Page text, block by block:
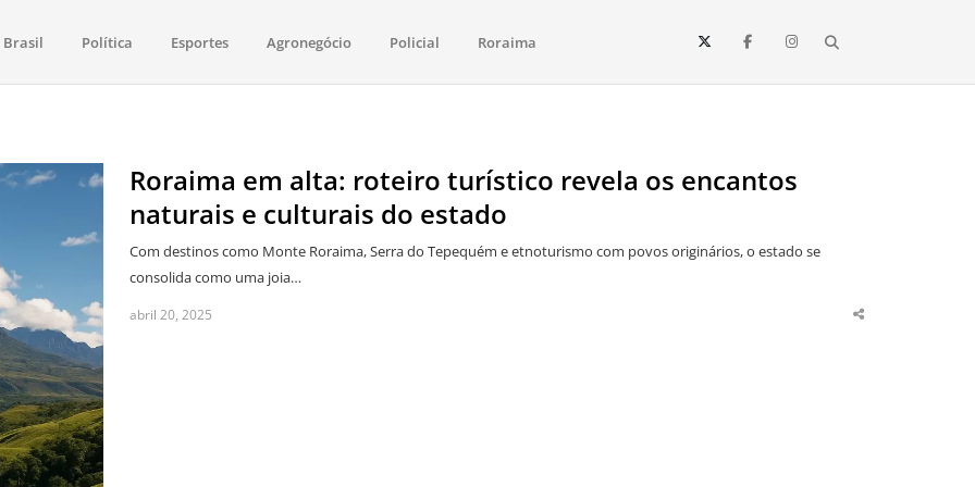
saúde, esportes, economia e os principais acontecimentos de Boa Vista e todo o estado de Roraima. Fique sempre informado
Brasil Política Esportes Agronegócio Policial Roraima
Roraima em alta: roteiro turístico revela os encantos
naturais e culturais do estado
Com destinos como Monte Roraima, Serra do Tepequém e etnoturismo com povos originários, o estado se
consolida como uma joia…
abril 20, 2025
Share